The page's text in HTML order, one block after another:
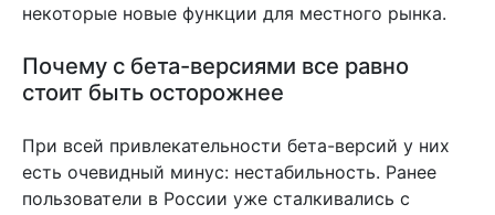
некоторые новые функции для местного рынка.
Почему с бета-версиями все равно
стоит быть осторожнее
При всей привлекательности бета-версий у них
есть очевидный минус: нестабильность. Ранее
пользователи в России уже сталкивались с